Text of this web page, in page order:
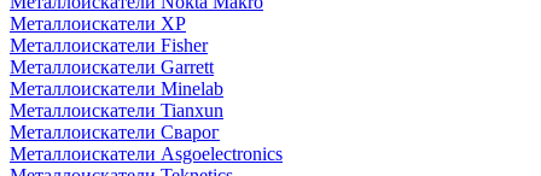
Металлоискатели XP
Металлоискатели Fisher
Металлоискатели Garrett
Металлоискатели Minelab
Металлоискатели Tianxun
Металлоискатели Сварог
Металлоискатели Asgoelectronics